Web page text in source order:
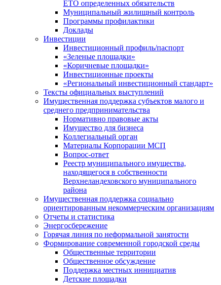
ЕТО определенных обязательств
Муниципальный жилищный контроль
Программы профилактики
Доклады
Инвестиции
Инвестиционный профиль/паспорт
«Зеленые площадки»
«Коричневые площадки»
Инвестиционные проекты
«Региональный инвестиционный стандарт»
Тексты официальных выступлений
Имущественная поддержка субъектов малого и
среднего предпринимательства
Нормативно правовые акты
Имущество для бизнеса
Коллегиальный орган
Материалы Корпорации МСП
Вопрос-ответ
Реестр муниципального имущества,
находящегося в собственности
Верхнеландеховского муниципального
района
Имущественная поддержка социально
ориентированным некоммерческим организациям
Отчеты и статистика
Энергосбережение
Горячая линия по неформальной занятости
Формирование современной городской среды
Общественные территории
Общественное обсуждение
Поддержка местных иннициатив
Детские площадки